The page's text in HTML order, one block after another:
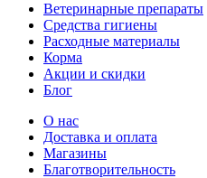
Ветeринарные препараты
Средства гигиены
Расходные материалы
Корма
Акции и скидки
Блог
О нас
Доставка и оплата
Магазины
Благотворительность